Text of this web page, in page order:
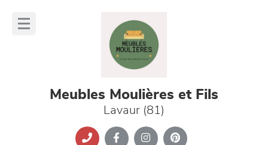
Meubles Moulières et Fils
Lavaur (81)